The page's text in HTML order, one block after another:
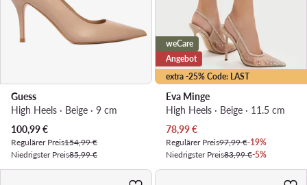
Guess
High Heels · Beige · 9 cm
Aktueller Preis
100,99€
Regulärer Preis154,99 €
Niedrigster Preis85,99 €
extra -25% Code: LAST
weCare
Angebot
Eva Minge
High Heels · Beige · 11.5 cm
Aktueller Preis
78,99€
Regulärer Preis97,99 €-19%
Niedrigster Preis83,99 €-5%